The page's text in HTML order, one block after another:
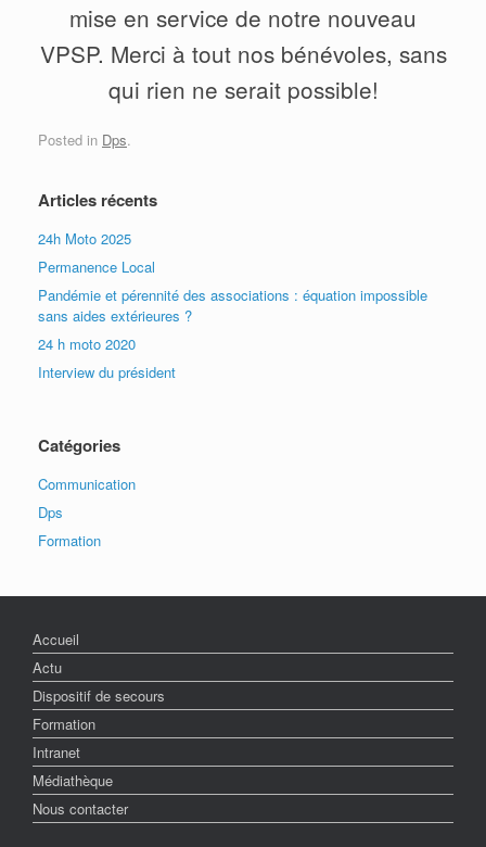
mise en service de notre nouveau
VPSP. Merci à tout nos bénévoles, sans
qui rien ne serait possible!
Posted in Dps.
Articles récents
24h Moto 2025
Permanence Local
Pandémie et pérennité des associations : équation impossible
sans aides extérieures ?
24 h moto 2020
Interview du président
Catégories
Communication
Dps
Formation
Accueil
Actu
Dispositif de secours
Formation
Intranet
Médiathèque
Nous contacter